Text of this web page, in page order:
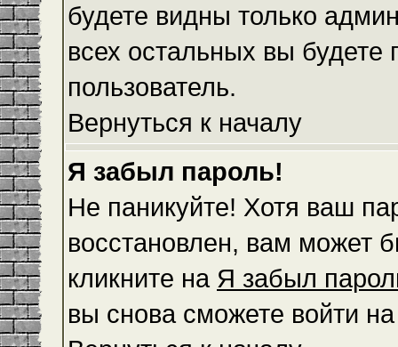
будете видны только
всех остальных вы будете
пользователь.
Вернуться к началу
Я забыл пароль!
Не паникуйте! Хотя ваш
восстановлен, вам может
кликните на Я забыл
вы снова сможете войти